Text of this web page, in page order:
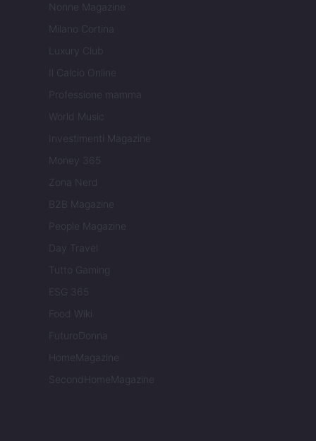
Nonne Magazine
Milano Cortina
Luxury Club
Il Calcio Online
Professione mamma
World Music
Investimenti Magazine
Money 365
Zona Nerd
B2B Magazine
People Magazine
Day Travel
Tutto Gaming
ESG 365
Food Wiki
FuturoDonna
HomeMagazine
SecondHomeMagazine